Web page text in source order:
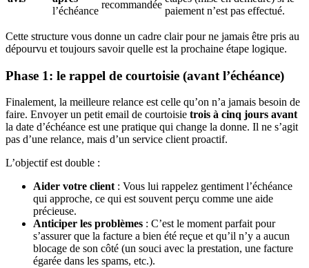
l’échéance
recommandée
paiement n’est pas effectué.
Cette structure vous donne un cadre clair pour ne jamais être pris au
dépourvu et toujours savoir quelle est la prochaine étape logique.
Phase 1: le rappel de courtoisie (avant l’échéance)
Finalement, la meilleure relance est celle qu’on n’a jamais besoin de
faire. Envoyer un petit email de courtoisie trois à cinq jours avant
la date d’échéance est une pratique qui change la donne. Il ne s’agit
pas d’une relance, mais d’un service client proactif.
L’objectif est double :
Aider votre client: Vous lui rappelez gentiment l’échéance
qui approche, ce qui est souvent perçu comme une aide
précieuse.
Anticiper les problèmes : C’est le moment parfait pour
s’assurer que la facture a bien été reçue et qu’il n’y a aucun
blocage de son côté (un souci avec la prestation, une facture
égarée dans les spams, etc.).